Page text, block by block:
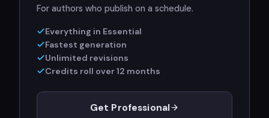
For authors who publish on a schedule.
Everything in Essential
Fastest generation
Unlimited revisions
Credits roll over 12 months
Get Professional